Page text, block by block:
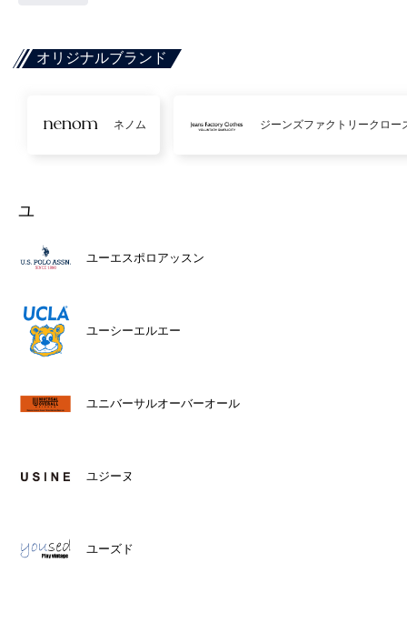
オリジナルブランド
ネノム ジーンズファクトリークロー
ユ
ユーエスポロアッスン
ユーシーエルエー
ユニバーサルオーバーオール
ユジーヌ
ユーズド